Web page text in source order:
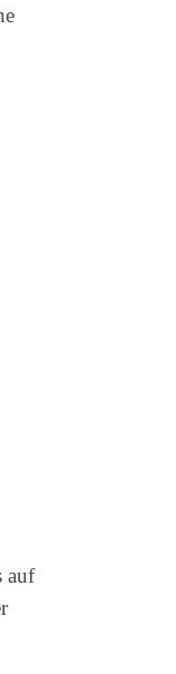
auf